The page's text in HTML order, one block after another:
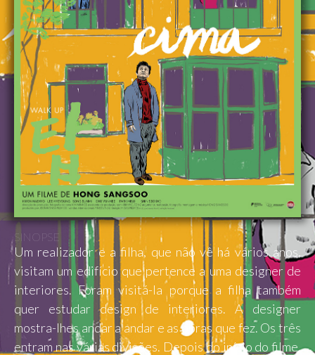
SINOPSE
Um realizador e a filha, que não vê há vários anos,
visitam um edifício que pertence a uma designer de
interiores. Foram visitá-la porque a filha também
quer estudar design de interiores. A designer
mostra-lhes andar a andar e as obras que fez. Os três
entram nas várias divisões. Depois do início do filme,